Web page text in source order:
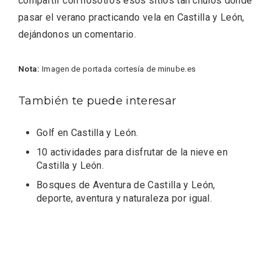
pasar el verano practicando vela en Castilla y León,
dejándonos un comentario.
Nota: Imagen de portada cortesía de minube.es
También te puede interesar
Golf en Castilla y León.
10 actividades para disfrutar de la nieve en
Castilla y León.
Bosques de Aventura de Castilla y León,
deporte, aventura y naturaleza por igual .
Los Pueblos más bonitos de España, en